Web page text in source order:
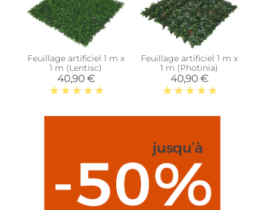
Feuillage artificiel 1 m x
1 m (Lentisc)
40,90 €
Feuillage artificiel 1 m x
1 m (Photinia)
40,90 €